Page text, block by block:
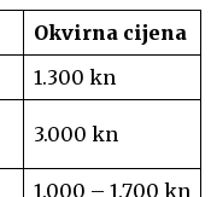
Okvirna cijena
1.300 kn
3.000 kn
1.000 – 1.700 kn